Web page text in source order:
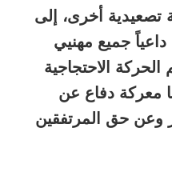
تصعيدية أخرى، إلى
جميع مهنيي
الاحتجاجية
معركة دفاع عن
وعن حق المرتفقين